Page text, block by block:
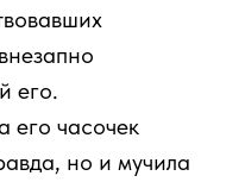
его.
его часочек
но и мучила